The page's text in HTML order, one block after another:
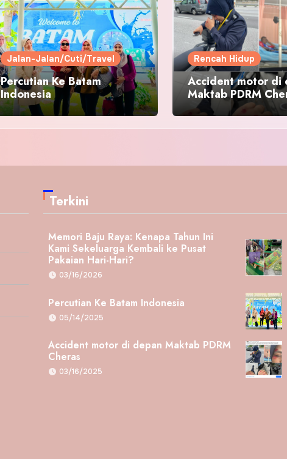
Jalan-Jalan/Cuti/Travel
Percutian Ke Batam
Indonesia
Rencah Hidup
Accident motor di
Maktab PDRM
Terkini
Memori Baju Raya: Kenapa Tahun Ini
Kami Sekeluarga Kembali ke Pusat
Pakaian Hari-Hari?
03/16/2026
Percutian Ke Batam Indonesia
05/14/2025
Accident motor di depan Maktab PDRM
Cheras
03/16/2025